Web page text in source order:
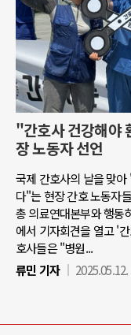
"간호사 건강해야
장 노동자 선언
국제 간호사의 날을 맞
다"는 현장 간호 노동자
총 의료연대본부와 행동
에서 기자회견을 열고 '
호사들은 "병원...
류민 기자